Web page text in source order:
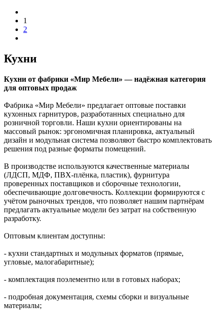
1
2
Кухни
Кухни от фабрики «Мир Мебели» — надёжная категория
для оптовых продаж
Фабрика «Мир Мебели» предлагает оптовые поставки
кухонных гарнитуров, разработанных специально для
розничной торговли. Наши кухни ориентированы на
массовый рынок: эргономичная планировка, актуальный
дизайн и модульная система позволяют быстро комплектовать
решения под разные форматы помещений.
В производстве используются качественные материалы
(ЛДСП, МДФ, ПВХ-плёнка, пластик), фурнитура
проверенных поставщиков и сборочные технологии,
обеспечивающие долговечность. Коллекции формируются с
учётом рыночных трендов, что позволяет нашим партнёрам
предлагать актуальные модели без затрат на собственную
разработку.
Оптовым клиентам доступны:
- кухни стандартных и модульных форматов (прямые,
угловые, малогабаритные);
- комплектация поэлементно или в готовых наборах;
- подробная документация, схемы сборки и визуальные
материалы;